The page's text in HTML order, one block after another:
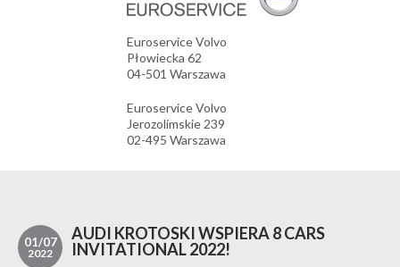
Euroservice Volvo
Płowiecka 62
04-501 Warszawa
Euroservice Volvo
Jerozolimskie 239
02-495 Warszawa
01/07
2022
AUDI KROTOSKI WSPIERA 8 CARS
INVITATIONAL 2022!